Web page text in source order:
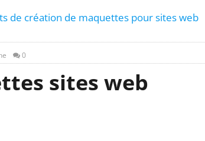
de création de maquettes pour sites web
0
sites web